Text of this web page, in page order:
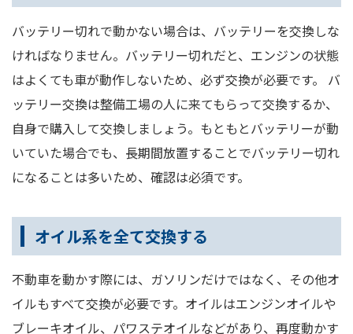
バッテリー切れで動かない場合は、バッテリーを交換しな
ければなりません。バッテリー切れだと、エンジンの状態
はよくても車が動作しないため、必ず交換が必要です。 バ
ッテリー交換は整備工場の人に来てもらって交換するか、
自身で購入して交換しましょう。もともとバッテリーが動
いていた場合でも、長期間放置することでバッテリー切れ
になることは多いため、確認は必須です。
オイル系を全て交換する
不動車を動かす際には、ガソリンだけではなく、その他オ
イルもすべて交換が必要です。オイルはエンジンオイルや
ブレーキオイル、パワステオイルなどがあり、再度動かす